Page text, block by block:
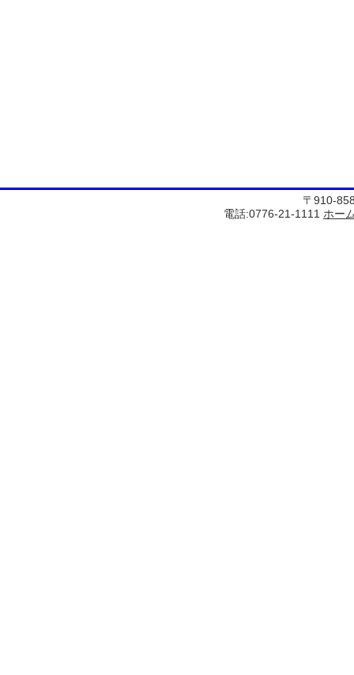
〒910-
電話:0776-21-1111 ホー